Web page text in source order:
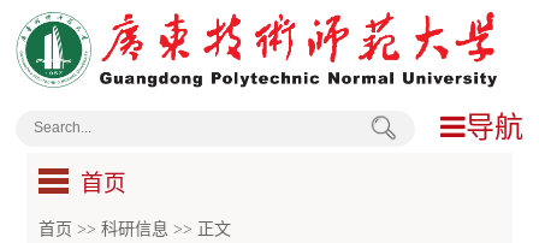
导航
首页
首页 >>科研信息 >> 正文